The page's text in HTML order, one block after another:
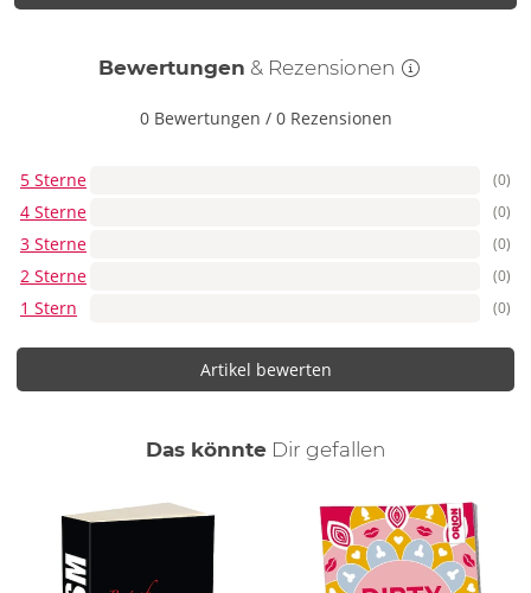
Bewertungen & Rezensionen
0 Bewertungen / 0 Rezensionen
5 Sterne (0)
4 Sterne (0)
3 Sterne (0)
2 Sterne (0)
1 Stern (0)
Artikel bewerten
Das könnte Dir auch
gefallen